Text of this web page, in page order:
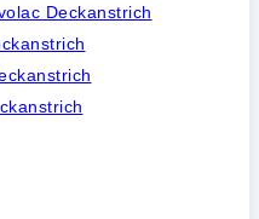
Deckanstrich